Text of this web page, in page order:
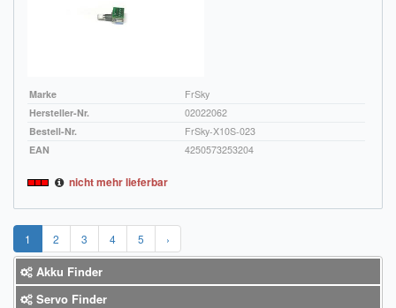
Marke
FrSky
Hersteller-Nr.
02022062
Bestell-Nr.
FrSky-X10S-023
EAN
4250573253204
nicht mehr lieferbar
1 2 3 4 5 ›
Akku Finder
Servo Finder